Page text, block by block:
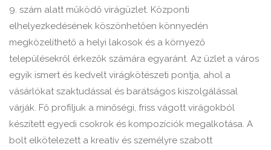
9. szám alatt működő virágüzlet. Központi
elhelyezkedésének köszönhetően könnyedén
megközelíthető a helyi lakosok és a környező
településekről érkezők számára egyaránt. Az üzlet a város
egyik ismert és kedvelt virágkötészeti pontja, ahol a
vásárlókat szaktudással és barátságos kiszolgálással
várják. Fő profiljuk a minőségi, friss vágott virágokból
készített egyedi csokrok és kompozíciók megalkotása. A
bolt elkötelezett a kreatív és személyre szabott